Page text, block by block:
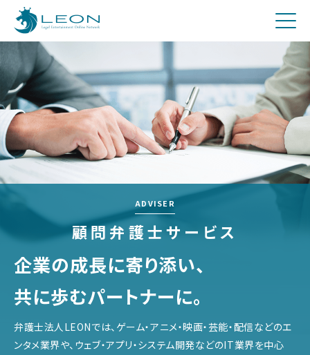
費用について
Q&A
お問合せ
メディア関係者の方へ
採用
ADVISER
顧問弁護士サービス
企業の成長に寄り添い、
共に歩むパートナーに。
弁護士法人LEONでは、ゲーム・アニメ・映画・芸能・配信などのエ
ンタメ業界や、ウェブ・アプリ・システム開発などのIT業界を中心